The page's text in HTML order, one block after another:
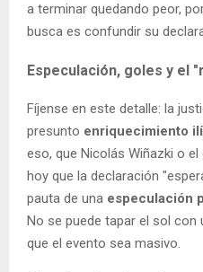
a terminar quedando peor,
busca es confundir su
Especulación, goles y el
Fíjense en este detalle: la
presunto enriquecimiento
eso, que Nicolás Wiñazki o
hoy que la declaración
pauta de una especulación
No se puede tapar el sol
que el evento sea masivo.